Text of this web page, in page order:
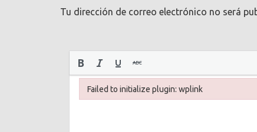
Tu dirección de correo electrónico no será
Failed to initialize plugin: wplink
Failed to initialize plugin: wplink